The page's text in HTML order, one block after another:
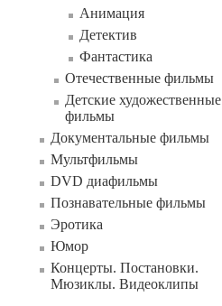
Анимация
Детектив
Фантастика
Отечественные фильмы
Детские художественные
фильмы
Документальные фильмы
Мультфильмы
DVD диафильмы
Познавательные фильмы
Эротика
Юмор
Концерты. Постановки.
Мюзиклы. Видеоклипы